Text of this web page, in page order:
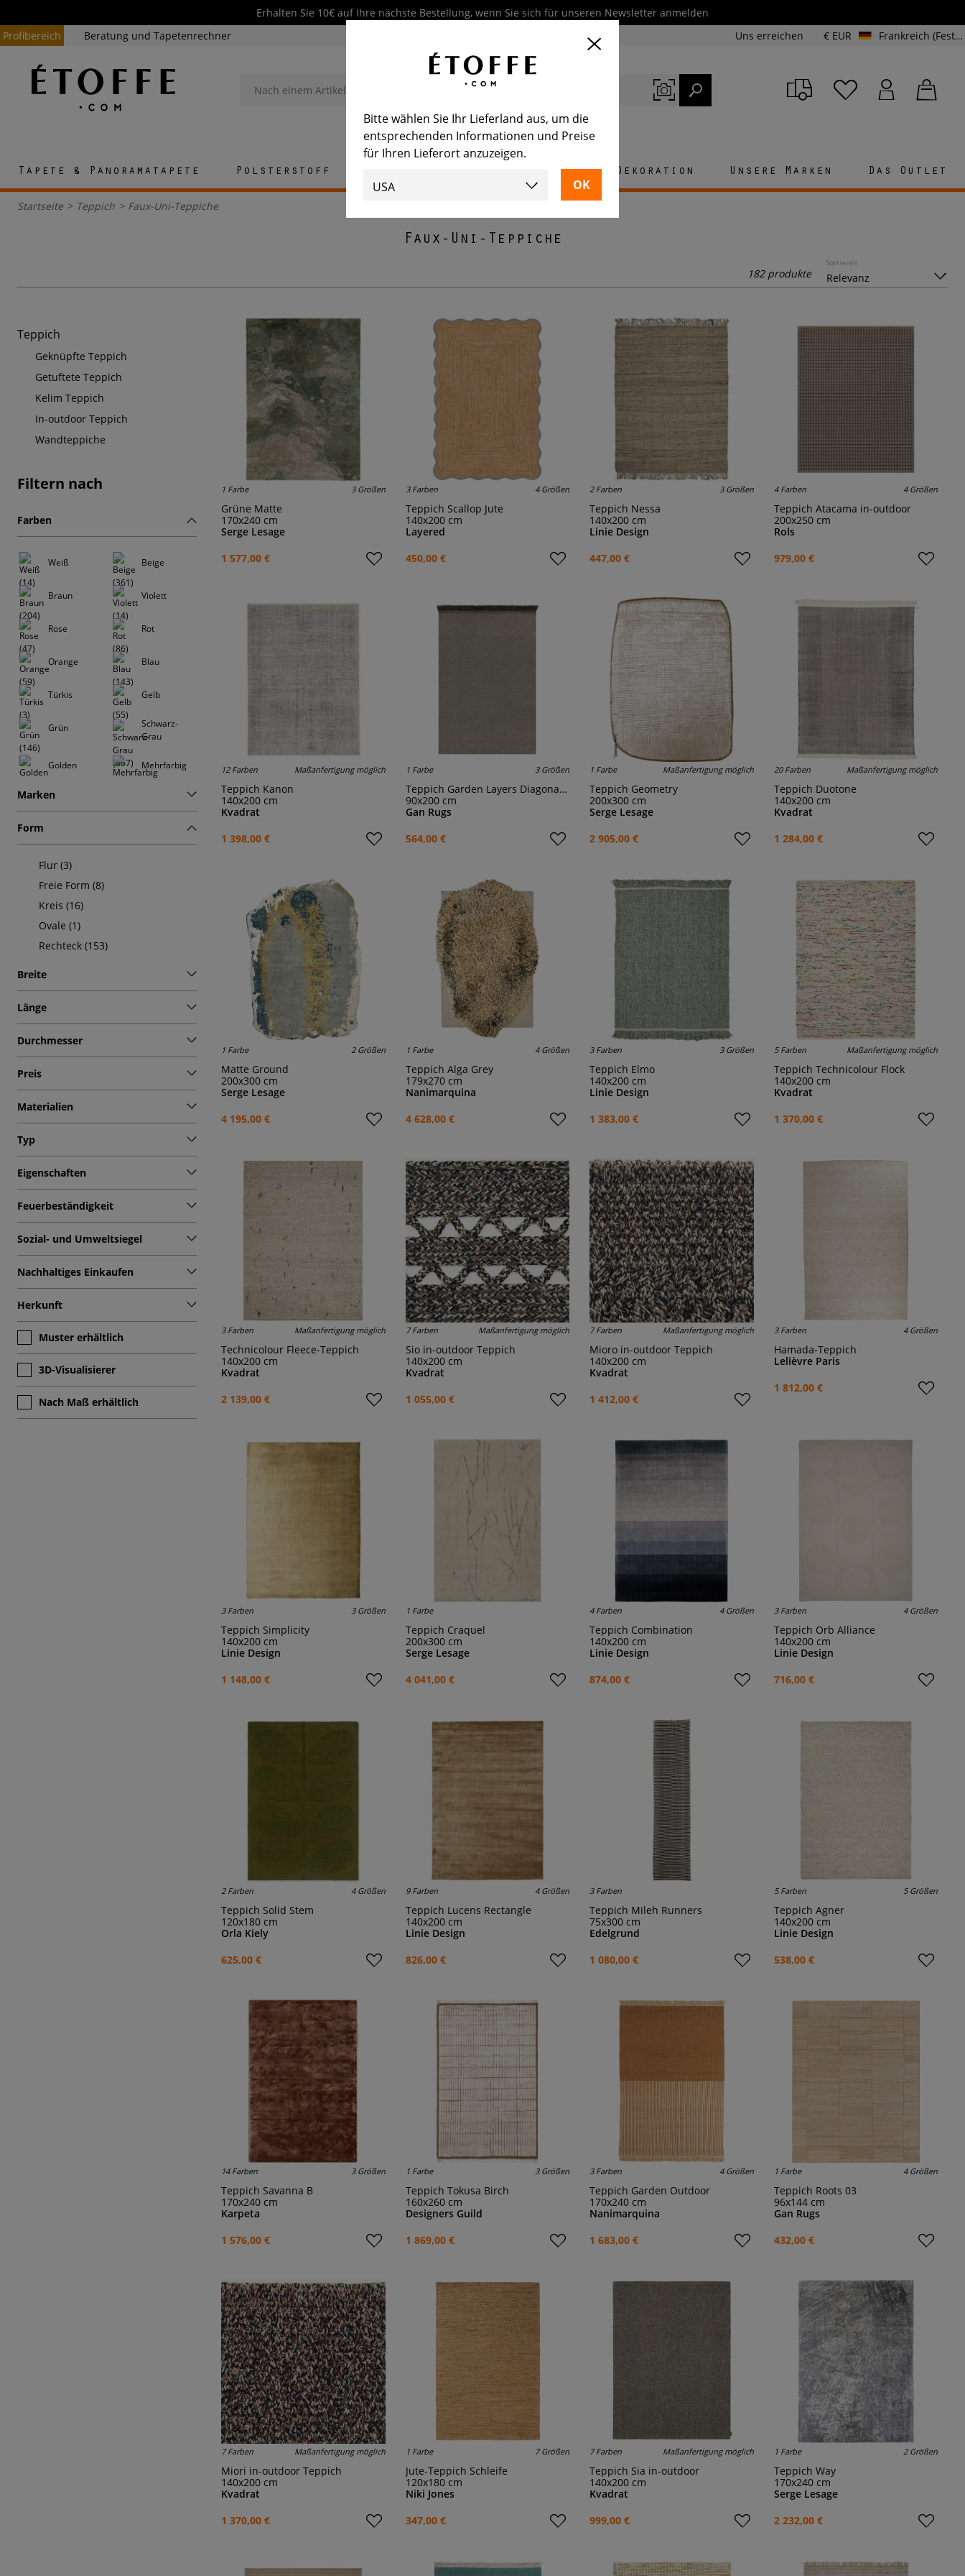
Erhalten Sie 10€ auf Ihre nächste Bestellung, wenn Sie sich für unseren Newsletter anmelden
Profibereich
Beratung und Tapetenrechner Uns erreichen € EUR Frankreich (Festland und Korsika)
Tapete & Panoramatapete Polsterstoff Möbel Dekoration Unsere Marken Das Outlet
Startseite > Teppich > Faux-Uni-Teppiche
Faux-Uni-Teppiche
182 produkte
Sortieren
Teppich
Geknüpfte Teppich
Getuftete Teppich
Kelim Teppich
In-outdoor Teppich
Wandteppiche
Filtern nach
Farben
Weiß Beige
Braun Violett
Rose Rot
Orange Blau
Türkis Gelb
Grün
Schwarz-
Grau
Golden Mehrfarbig
Marken
Form
Flur (3)
Freie Form (8)
Kreis (16)
Ovale (1)
Rechteck (153)
Breite
Länge
Durchmesser
Preis
Materialien
Typ
Eigenschaften
Feuerbeständigkeit
Sozial- und Umweltsiegel
Nachhaltiges Einkaufen
Herkunft
Muster erhältlich
3D-Visualisierer
Nach Maß erhältlich
1 Farbe 3 Größen
Grüne Matte
170x240 cm
Serge Lesage
1 577,00 €
3 Farben 4 Größen
Teppich Scallop Jute
140x200 cm
Layered
450,00 €
2 Farben 3 Größen
Teppich Nessa
140x200 cm
Linie Design
447,00 €
4 Farben 4 Größen
Teppich Atacama in-outdoor
200x250 cm
Rols
979,00 €
12 Farben Maßanfertigung möglich
Teppich Kanon
140x200 cm
Kvadrat
1 398,00 €
1 Farbe 3 Größen
Teppich Garden Layers Diagonal Aloe/Grey
90x200 cm
Gan Rugs
564,00 €
1 Farbe Maßanfertigung möglich
Teppich Geometry
200x300 cm
Serge Lesage
2 905,00 €
20 Farben Maßanfertigung möglich
Teppich Duotone
140x200 cm
Kvadrat
1 284,00 €
1 Farbe 2 Größen
Matte Ground
200x300 cm
Serge Lesage
4 195,00 €
1 Farbe 4 Größen
Teppich Alga Grey
179x270 cm
Nanimarquina
4 628,00 €
3 Farben 3 Größen
Teppich Elmo
140x200 cm
Linie Design
1 383,00 €
5 Farben Maßanfertigung möglich
Teppich Technicolour Flock
140x200 cm
Kvadrat
1 370,00 €
3 Farben Maßanfertigung möglich
Technicolour Fleece-Teppich
140x200 cm
Kvadrat
2 139,00 €
7 Farben Maßanfertigung möglich
Sio in-outdoor Teppich
140x200 cm
Kvadrat
1 055,00 €
7 Farben Maßanfertigung möglich
Mioro in-outdoor Teppich
140x200 cm
Kvadrat
1 412,00 €
3 Farben 4 Größen
Hamada-Teppich
Lelièvre Paris
1 812,00 €
3 Farben 3 Größen
Teppich Simplicity
140x200 cm
Linie Design
1 148,00 €
1 Farbe
Teppich Craquel
200x300 cm
Serge Lesage
4 041,00 €
4 Farben 4 Größen
Teppich Combination
140x200 cm
Linie Design
874,00 €
3 Farben 4 Größen
Teppich Orb Alliance
140x200 cm
Linie Design
716,00 €
2 Farben 4 Größen
Teppich Solid Stem
120x180 cm
Orla Kiely
625,00 €
9 Farben 4 Größen
Teppich Lucens Rectangle
140x200 cm
Linie Design
826,00 €
3 Farben
Teppich Mileh Runners
75x300 cm
Edelgrund
1 080,00 €
5 Farben 5 Größen
Teppich Agner
140x200 cm
Linie Design
538,00 €
14 Farben 3 Größen
Teppich Savanna B
170x240 cm
Karpeta
1 576,00 €
1 Farbe 3 Größen
Teppich Tokusa Birch
160x260 cm
Designers Guild
1 869,00 €
3 Farben 4 Größen
Teppich Garden Outdoor
170x240 cm
Nanimarquina
1 683,00 €
1 Farbe 4 Größen
Teppich Roots 03
96x144 cm
Gan Rugs
432,00 €
7 Farben Maßanfertigung möglich
Miori in-outdoor Teppich
140x200 cm
Kvadrat
1 370,00 €
1 Farbe 7 Größen
Jute-Teppich Schleife
120x180 cm
Niki Jones
347,00 €
7 Farben Maßanfertigung möglich
Teppich Sia in-outdoor
140x200 cm
Kvadrat
999,00 €
1 Farbe 2 Größen
Teppich Way
170x240 cm
Serge Lesage
2 232,00 €
Bitte wählen Sie Ihr Lieferland aus, um die
entsprechenden Informationen und Preise
für Ihren Lieferort anzuzeigen.